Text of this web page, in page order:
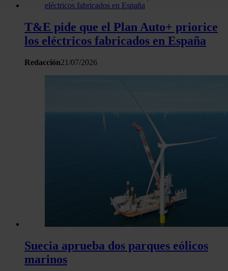
la Declaración de cookies.
Las cookies de este sitio web se usan para personalizar el
y los anuncios, ofrecer funciones de redes sociales y
tráfico. Además, compartimos información sobre el uso que
T&E pide que el Plan Auto+ priorice
los eléctricos fabricados en España
Redacción21/07/2026
Suecia aprueba dos parques eólicos
marinos